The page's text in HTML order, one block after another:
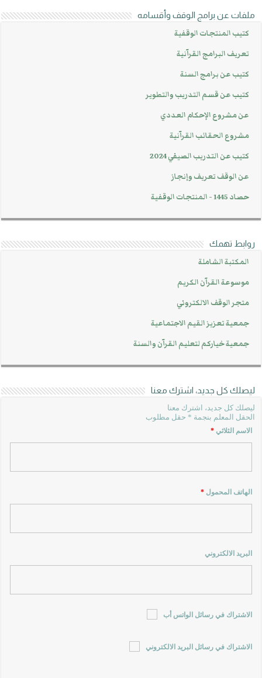
ملفات عن برامج الوقف وأقسامه
كتيب المنتجات الوقفية
تعريف البرامج القرآنية
كتيب عن برامج السنة
كتيب عن قسم التدريب والتطوير
عن مشروع الإحكام العددي
مشروع الحقائب القرآنية
كتيب عن التدريب الصيفي 2024
عن الوقف تعريف وإنجاز
حصاد 1445 - المنتجات الوقفية
روابط تهمك
المكتبة الشاملة
موسوعة القرآن الكريم
متجر الوقف الالكتروني
جمعية تعزيز القيم الاجتماعية
جمعية خياركم لتعليم القرآن والسنة
ليصلك كل جديد، اشترك معنا
ليصلك كل جديد، اشترك معنا
الحقل المعلم بنجمة * حقل مطلوب
الاسم الثلاثي*
الهاتف المحمول*
البريد الالكتروني
الاشتراك في رسائل الواتس أب
الاشتراك في رسائل البريد الالكتروني